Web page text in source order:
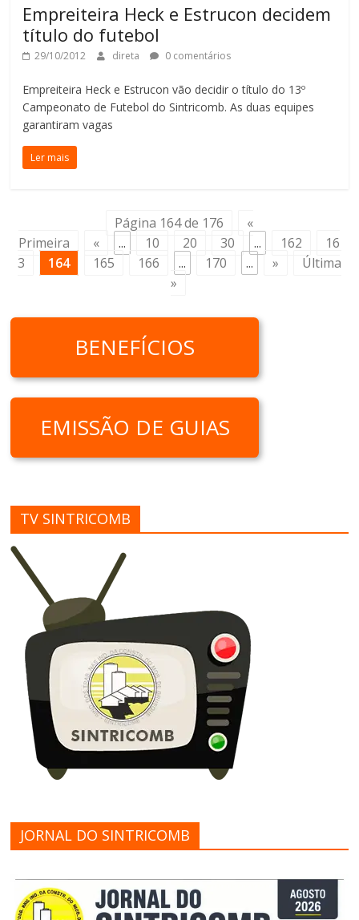
Empreiteira Heck e Estrucon decidem
título do futebol
29/10/2012 direta 0 comentários
Empreiteira Heck e Estrucon vão decidir o título do 13º
Campeonato de Futebol do Sintricomb. As duas equipes
garantiram vagas
Ler mais
Página 164 de 176
«
Primeira
« ... 10 20 30 ... 162
16
3
164 165 166 ... 170 ... »
Última
»
BENEFÍCIOS
EMISSÃO DE GUIAS
TV SINTRICOMB
JORNAL DO SINTRICOMB